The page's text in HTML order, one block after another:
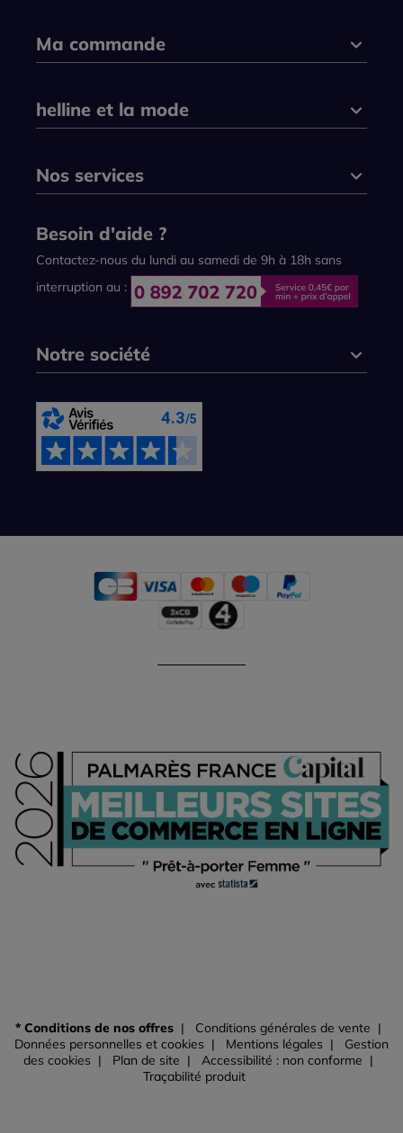
Ma commande
helline et la mode
Nos services
Besoin d'aide ?
Contactez-nous du lundi au samedi de 9h à 18h sans
interruption au :
Notre société
* Conditions de nos offres
Conditions générales de vente
Données personnelles et cookies
Mentions légales
Gestion
des cookies
Plan de site
Accessibilité : non conforme
Traçabilité produit